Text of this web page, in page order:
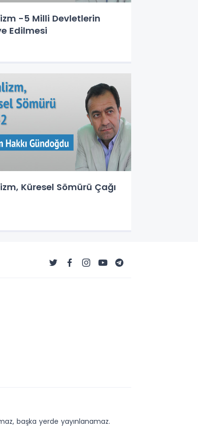
-5 Milli Devletlerin
Edilmesi
Küresel Sömürü Çağı
başka yerde yayınlanamaz.